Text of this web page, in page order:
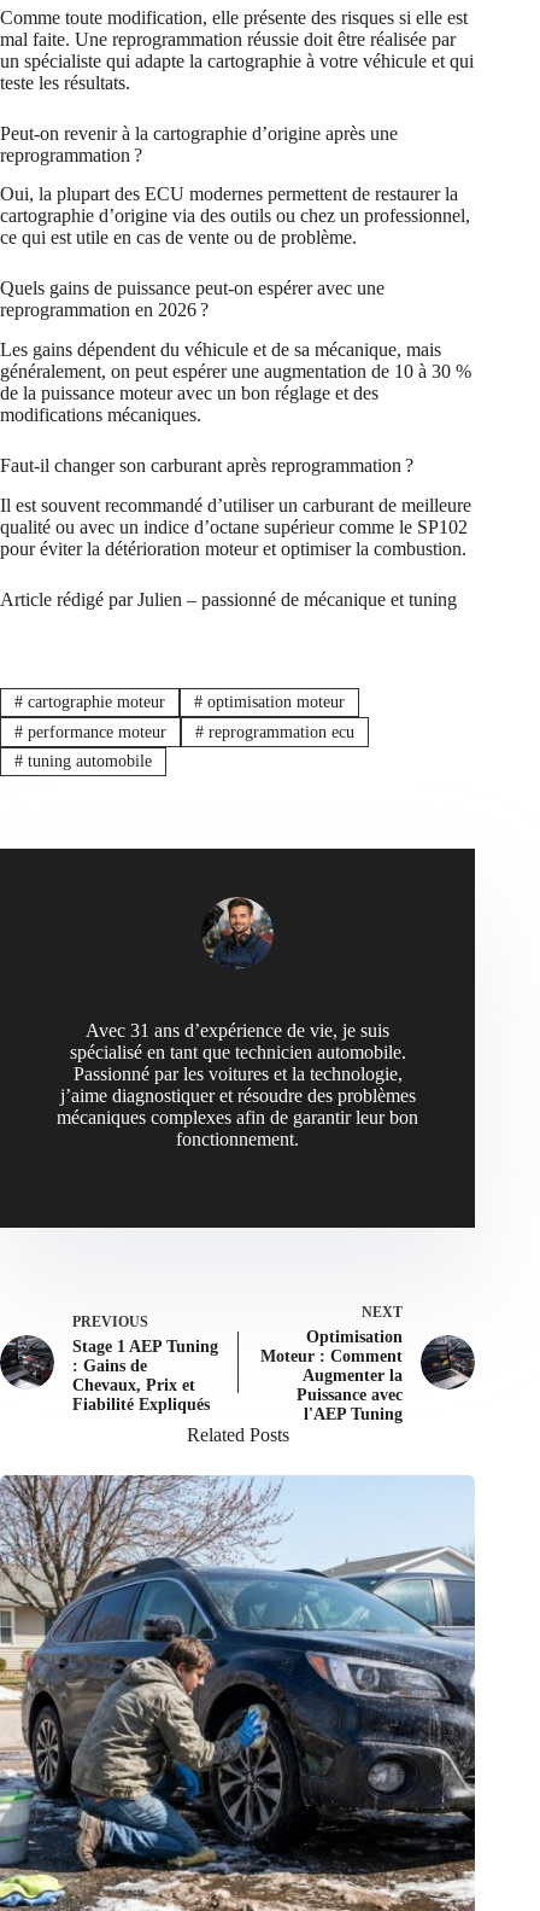
Comme toute modification, elle présente des risques si elle est
mal faite. Une reprogrammation réussie doit être réalisée par
un spécialiste qui adapte la cartographie à votre véhicule et qui
teste les résultats.
Peut-on revenir à la cartographie d’origine après une
reprogrammation ?
Oui, la plupart des ECU modernes permettent de restaurer la
cartographie d’origine via des outils ou chez un professionnel,
ce qui est utile en cas de vente ou de problème.
Quels gains de puissance peut-on espérer avec une
reprogrammation en 2026 ?
Les gains dépendent du véhicule et de sa mécanique, mais
généralement, on peut espérer une augmentation de 10 à 30 %
de la puissance moteur avec un bon réglage et des
modifications mécaniques.
Faut-il changer son carburant après reprogrammation ?
Il est souvent recommandé d’utiliser un carburant de meilleure
qualité ou avec un indice d’octane supérieur comme le SP102
pour éviter la détérioration moteur et optimiser la combustion.
Article rédigé par Julien – passionné de mécanique et tuning
#cartographie moteur #optimisation moteur
#performance moteur #reprogrammation ecu
#tuning automobile
Avec 31 ans d’expérience de vie, je suis
spécialisé en tant que technicien automobile.
Passionné par les voitures et la technologie,
j’aime diagnostiquer et résoudre des problèmes
mécaniques complexes afin de garantir leur bon
fonctionnement.
PREVIOUS
Stage 1 AEP Tuning
: Gains de
Chevaux, Prix et
Fiabilité Expliqués
NEXT
Optimisation
Moteur : Comment
Augmenter la
Puissance avec
l'AEP Tuning
Related Posts